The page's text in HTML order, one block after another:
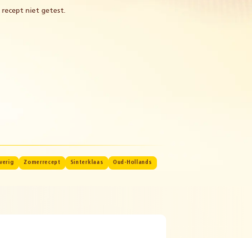
recept niet getest.
Zomerrecept Sinterklaas Oud-Hollands